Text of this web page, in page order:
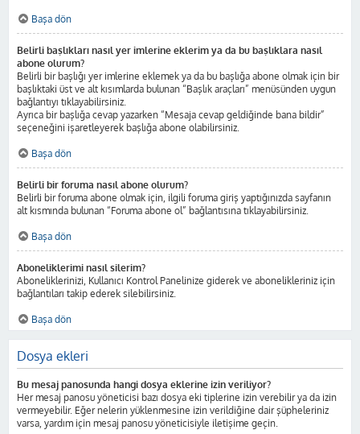
Başa dön
Belirli başlıkları nasıl yer imlerine eklerim ya da bu başlıklara nasıl
abone olurum?
Belirli bir başlığı yer imlerine eklemek ya da bu başlığa abone olmak için bir
başlıktaki üst ve alt kısımlarda bulunan “Başlık araçları” menüsünden uygun
bağlantıyı tıklayabilirsiniz.
Ayrıca bir başlığa cevap yazarken “Mesaja cevap geldiğinde bana bildir”
seçeneğini işaretleyerek başlığa abone olabilirsiniz.
Başa dön
Belirli bir foruma nasıl abone olurum?
Belirli bir foruma abone olmak için, ilgili foruma giriş yaptığınızda sayfanın
alt kısmında bulunan “Foruma abone ol” bağlantısına tıklayabilirsiniz.
Başa dön
Aboneliklerimi nasıl silerim?
Aboneliklerinizi, Kullanıcı Kontrol Panelinize giderek ve abonelikleriniz için
bağlantıları takip ederek silebilirsiniz.
Başa dön
Dosya ekleri
Bu mesaj panosunda hangi dosya eklerine izin veriliyor?
Her mesaj panosu yöneticisi bazı dosya eki tiplerine izin verebilir ya da izin
vermeyebilir. Eğer nelerin yüklenmesine izin verildiğine dair şüpheleriniz
varsa, yardım için mesaj panosu yöneticisiyle iletişime geçin.